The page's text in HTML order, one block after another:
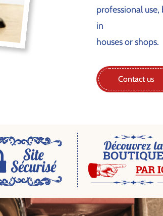
professional
in
houses or shops.
Contact us